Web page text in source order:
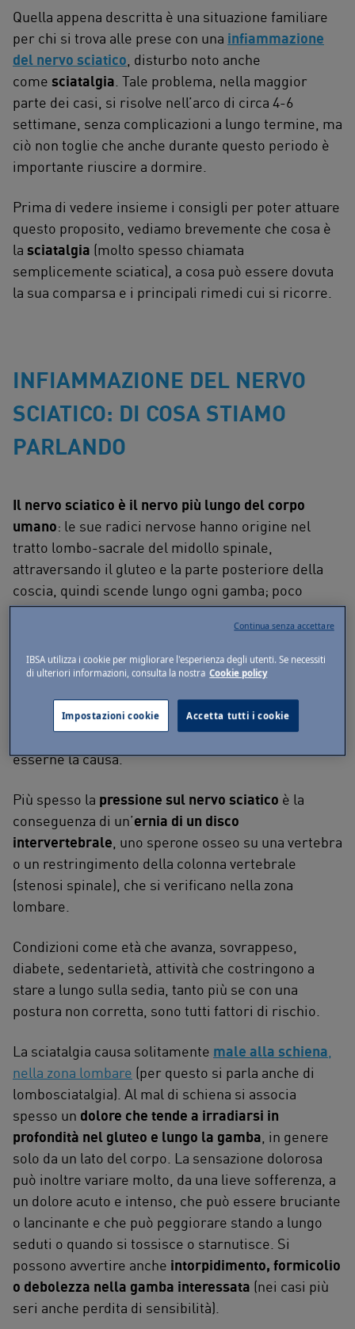
Quella appena descritta è una situazione familiare
per chi si trova alle prese con una infiammazione
del nervo sciatico , disturbo noto anche
come sciatalgia . Tale problema, nella maggior
parte dei casi, si risolve nell’arco di circa 4-6
settimane, senza complicazioni a lungo termine, ma
ciò non toglie che anche durante questo periodo è
importante riuscire a dormire.
Prima di vedere insieme i consigli per poter attuare
questo proposito, vediamo brevemente che cosa è
la sciatalgia (molto spesso chiamata
semplicemente sciatica), a cosa può essere dovuta
la sua comparsa e i principali rimedi cui si ricorre.
INFIAMMAZIONE DEL NERVO
SCIATICO: DI COSA STIAMO
PARLANDO
Il nervo sciatico è il nervo più lungo del corpo
umano: le sue radici nervose hanno origine nel
tratto lombo-sacrale del midollo spinale,
attraversando il gluteo e la parte posteriore della
coscia, quindi scende lungo ogni gamba; poco
prima di raggiungere il ginocchio si divide in due
Si definisce sciatalgia la condizione dolorosa
nervosa: qualsiasi fattore che ne determina una
compressione, un’irritazione o un danno può
esserne la causa.
Più spesso la pressione sul nervo sciatico è la
conseguenza di un’ernia di un disco
intervertebrale , uno sperone osseo su una vertebra
o un restringimento della colonna vertebrale
(stenosi spinale), che si verificano nella zona
lombare.
Condizioni come età che avanza, sovrappeso,
diabete, sedentarietà, attività che costringono a
stare a lungo sulla sedia, tanto più se con una
postura non corretta, sono tutti fattori di rischio.
La sciatalgia causa solitamente male alla schiena
nella zona lombare (per questo si parla anche di
lombosciatalgia). Al mal di schiena si associa
spesso un dolore che tende a irradiarsi in
profondità nel gluteo e lungo la gamba , in genere
solo da un lato del corpo. La sensazione dolorosa
può inoltre variare molto, da una lieve sofferenza, a
un dolore acuto e intenso, che può essere bruciante
o lancinante e che può peggiorare stando a lungo
seduti o quando si tossisce o starnutisce. Si
possono avvertire anche intorpidimento, formicolio
o debolezza nella gamba interessata (nei casi più
seri anche perdita di sensibilità).
IBSA utilizza i cookie per migliorare l'esperienza degli utenti. Se necessiti
di ulteriori informazioni, consulta la nostra Cookie policy
Accetta tutti i cookie
Impostazioni cookie
Continua senza accettare